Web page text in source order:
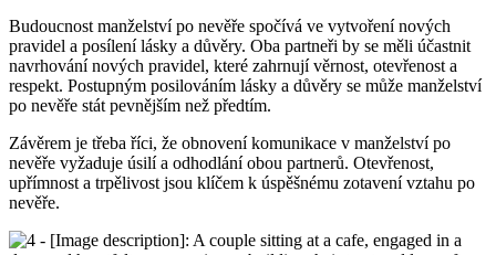
Budoucnost manželství po nevěře spočívá ve vytvoření nových
pravidel a posílení lásky a důvěry. Oba partneři by se měli účastnit
navrhování nových pravidel, které zahrnují věrnost, otevřenost a
respekt. Postupným posilováním lásky a důvěry se může manželství
po nevěře stát pevnějším než předtím.
Závěrem je třeba říci, že obnovení komunikace v manželství po
nevěře vyžaduje úsilí a odhodlání obou partnerů. Otevřenost,
upřímnost a trpělivost jsou klíčem k úspěšnému zotavení vztahu po
nevěře.